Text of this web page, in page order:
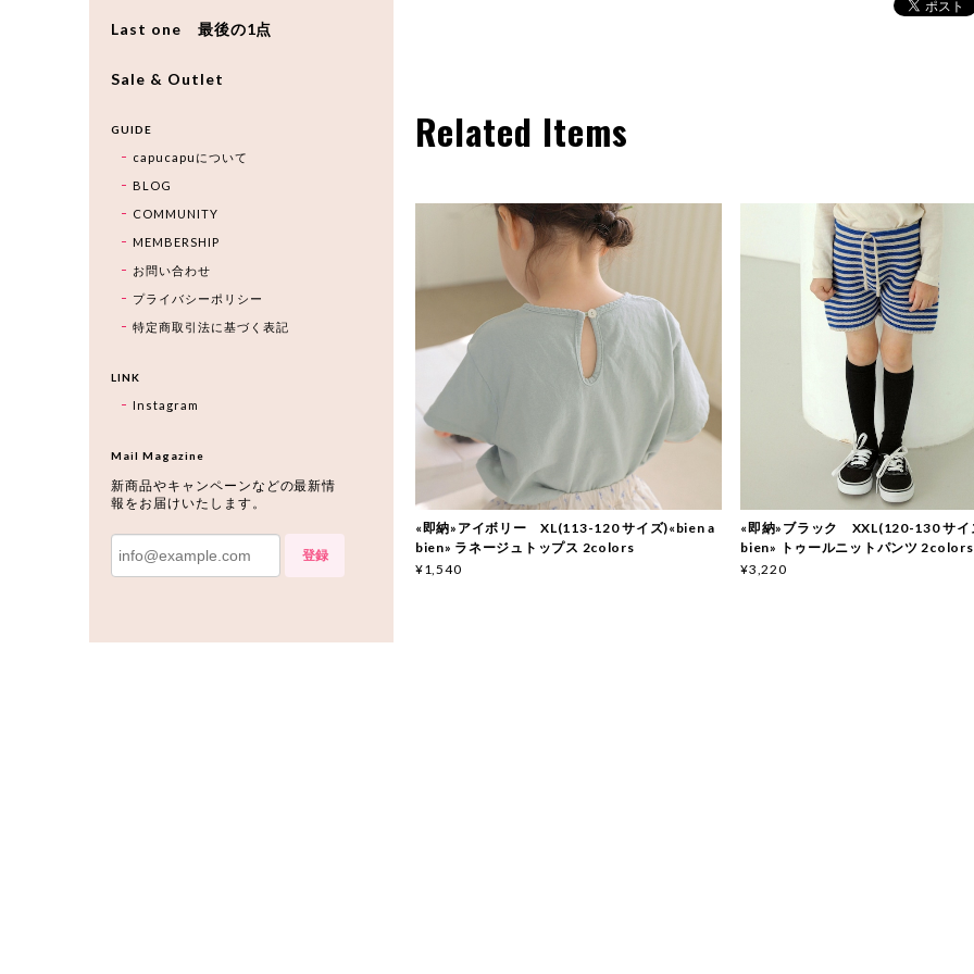
Related Items
«即納»アイボリー XL(113-120 サイズ)«bien a
bien» ラネージュトップス 2colors
¥1,540
«即納»ブラック XXL(120-130 サイ
bien» トゥールニットパンツ 2colors
¥3,220
Last one 最後の1点
Sale & Outlet
GUIDE
capucapuについて
BLOG
COMMUNITY
MEMBERSHIP
お問い合わせ
プライバシーポリシー
特定商取引法に基づく表記
LINK
Instagram
Mail Magazine
新商品やキャンペーンなどの最新情
報をお届けいたします。
登録